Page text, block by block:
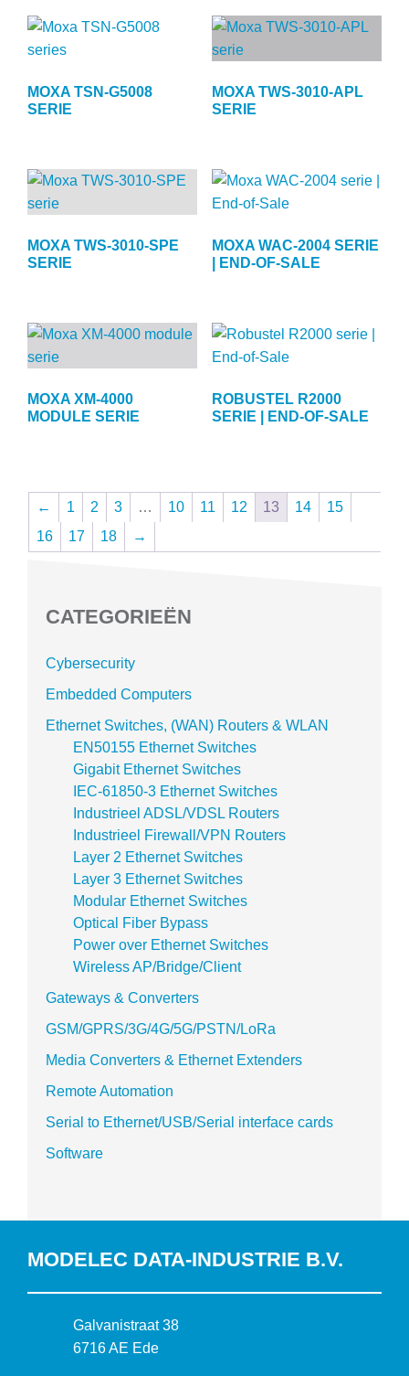
MOXA TSN-G5008
SERIE
MOXA TWS-3010-APL
SERIE
MOXA TWS-3010-SPE
SERIE
MOXA WAC-2004 SERIE
| END-OF-SALE
MOXA XM-4000
MODULE SERIE
ROBUSTEL R2000
SERIE | END-OF-SALE
← 1 2 3 … 10 11 12 13 14
15
16
17 18 →
CATEGORIEËN
Cybersecurity
Embedded Computers
Ethernet Switches, (WAN) Routers & WLAN
EN50155 Ethernet Switches
Gigabit Ethernet Switches
IEC-61850-3 Ethernet Switches
Industrieel ADSL/VDSL Routers
Industrieel Firewall/VPN Routers
Layer 2 Ethernet Switches
Layer 3 Ethernet Switches
Modular Ethernet Switches
Optical Fiber Bypass
Power over Ethernet Switches
Wireless AP/Bridge/Client
Gateways & Converters
GSM/GPRS/3G/4G/5G/PSTN/LoRa
Media Converters & Ethernet Extenders
Remote Automation
Serial to Ethernet/USB/Serial interface cards
Software
MODELEC DATA-INDUSTRIE B.V.
B
e
Galvanistraat 38
6716 AE Ede